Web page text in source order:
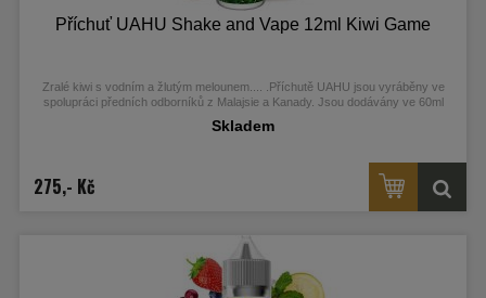
Příchuť UAHU Shake and Vape 12ml Kiwi Game
Zralé kiwi s vodním a žlutým melounem....
Příchutě UAHU jsou vyráběny ve
spolupráci předních odborníků z Malajsie a Kanady. Jsou dodávány ve 60ml
Skladem
275,- Kč